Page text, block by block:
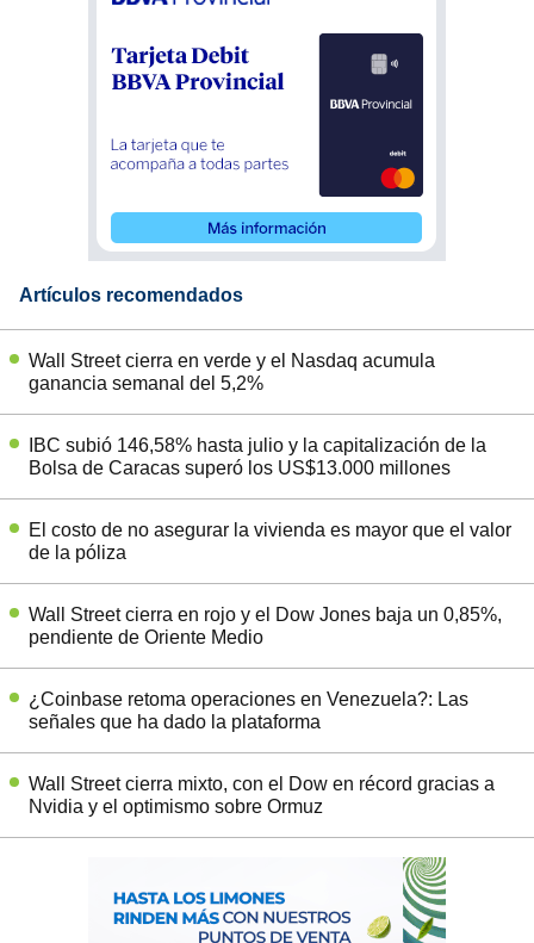
Artículos recomendados
Wall Street cierra en verde y el Nasdaq acumula
ganancia semanal del 5,2%
IBC subió 146,58% hasta julio y la capitalización de la
Bolsa de Caracas superó los US$13.000 millones
El costo de no asegurar la vivienda es mayor que el valor
de la póliza
Wall Street cierra en rojo y el Dow Jones baja un 0,85%,
pendiente de Oriente Medio
¿Coinbase retoma operaciones en Venezuela?: Las
señales que ha dado la plataforma
Wall Street cierra mixto, con el Dow en récord gracias a
Nvidia y el optimismo sobre Ormuz